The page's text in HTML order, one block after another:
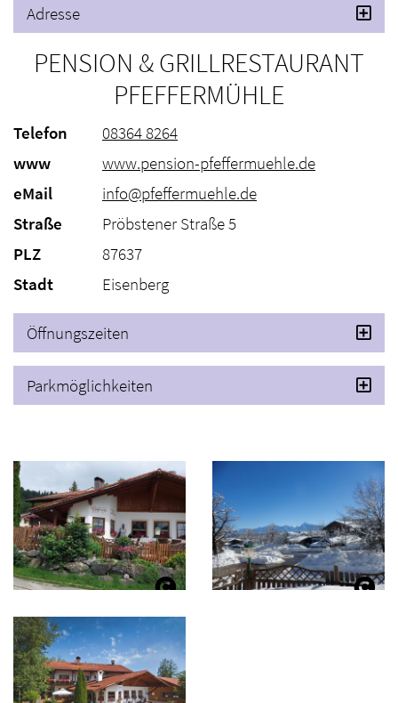
Adresse
PENSION & GRILLRESTAURANT
PFEFFERMÜHLE
Telefon
08364 8264
www
www.pension-pfeffermuehle.de
eMail
info@pfeffermuehle.de
Straße
Pröbstener Straße 5
PLZ
87637
Stadt
Eisenberg
Öffnungszeiten
Parkmöglichkeiten